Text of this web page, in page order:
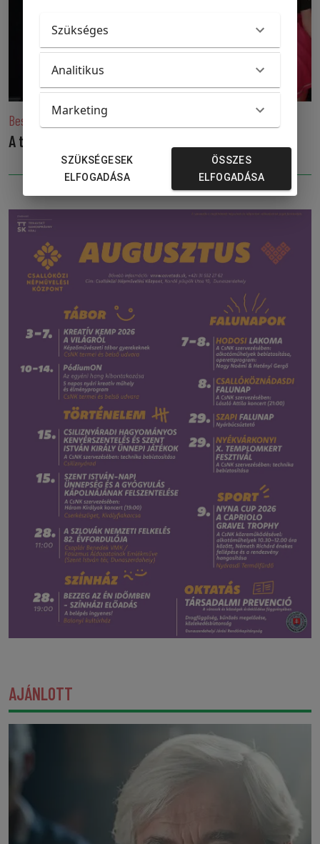
Beszámoló a DanceOut United országos fordulójáról
A tánc kinyilatkozás. A tánc szerelem.
AJÁNLOTT
Szükséges
Analitikus
Marketing
SZÜKSÉGESEK
ELFOGADÁSA
ÖSSZES
ELFOGADÁSA